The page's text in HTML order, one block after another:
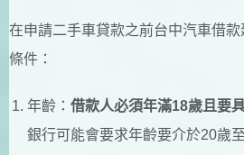
在申請二手車貸款之前台中汽車借
條件：
年齡： 借款人必須年滿18歲且要
銀行可能會要求年齡要介於20歲